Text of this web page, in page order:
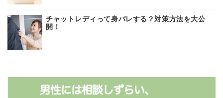
チャットレディって身バレする？対策方法を大公
開！